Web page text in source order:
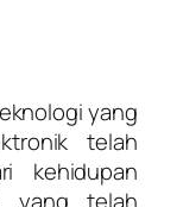
yang
telah
kehidupan